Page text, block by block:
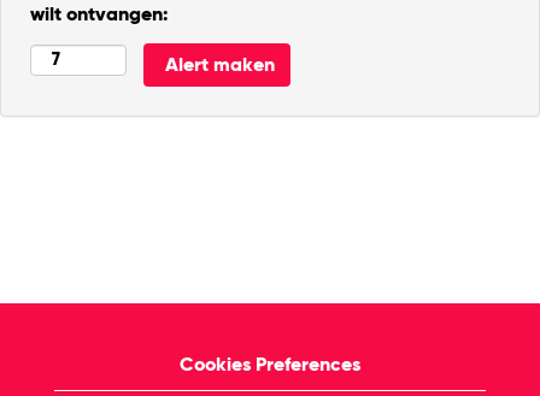
wilt ontvangen:
Cookies Preferences